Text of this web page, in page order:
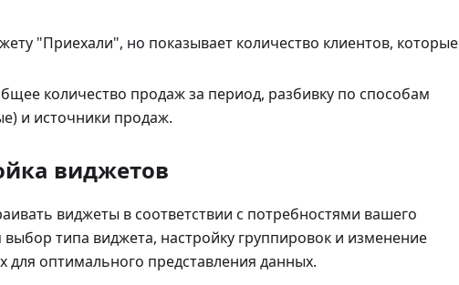
"Приехали", но показывает количество клиентов, которые
количество продаж за период, разбивку по способам
и источники продаж.
виджетов
виджеты в соответствии с потребностями вашего
выбор типа виджета, настройку группировок и изменение
для оптимального представления данных.